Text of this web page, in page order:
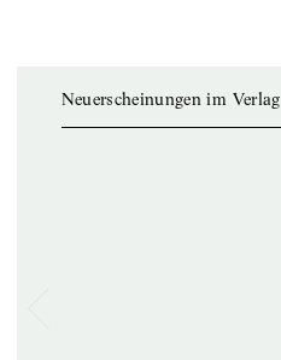
Neuerscheinungen im Verlag